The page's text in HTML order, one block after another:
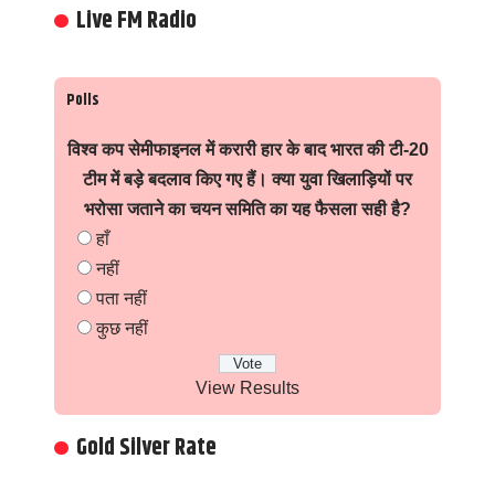
Live FM Radio
Polls
विश्व कप सेमीफाइनल में करारी हार के बाद भारत की टी-20
टीम में बड़े बदलाव किए गए हैं। क्या युवा खिलाड़ियों पर
भरोसा जताने का चयन समिति का यह फैसला सही है?
हाँ
नहीं
पता नहीं
कुछ नहीं
View Results
Gold Silver Rate